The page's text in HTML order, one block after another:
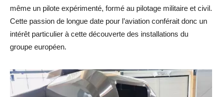
même un pilote expérimenté, formé au pilotage militaire et civil.
Cette passion de longue date pour l’aviation conférait donc un
intérêt particulier à cette découverte des installations du
groupe européen.